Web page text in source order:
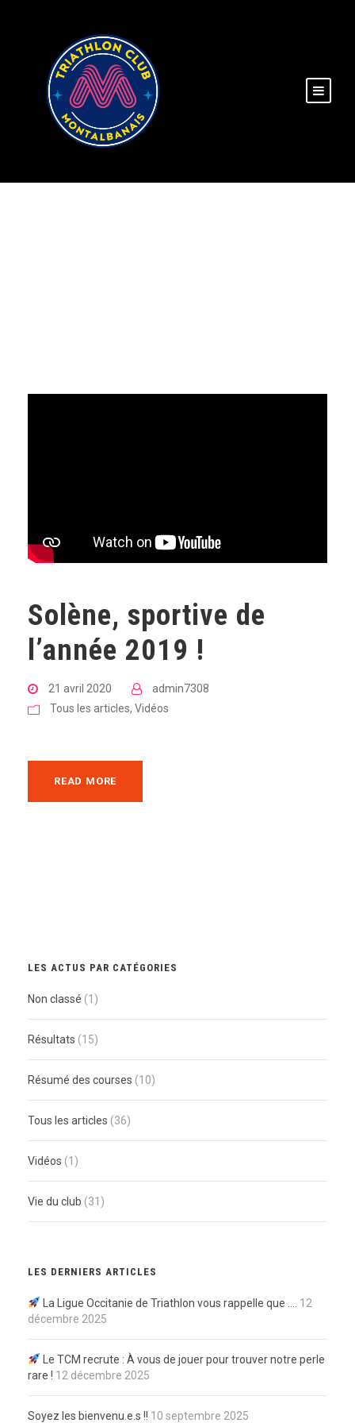
Solène, sportive de
l’année 2019 !
21 avril 2020
admin7308
Tous les articles, Vidéos
READ MORE
LES ACTUS PAR CATÉGORIES
Non classé (1)
Résultats (15)
Résumé des courses (10)
Tous les articles (36)
Vidéos (1)
Vie du club (31)
LES DERNIERS ARTICLES
La Ligue Occitanie de Triathlon vous rappelle que ….
12
décembre 2025
Le TCM recrute : À vous de jouer pour trouver notre perle
rare ! 12 décembre 2025
Soyez les bienvenu.e.s !! 10 septembre 2025